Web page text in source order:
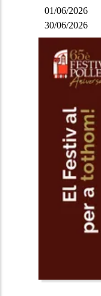
01/06/2026
30/06/2026